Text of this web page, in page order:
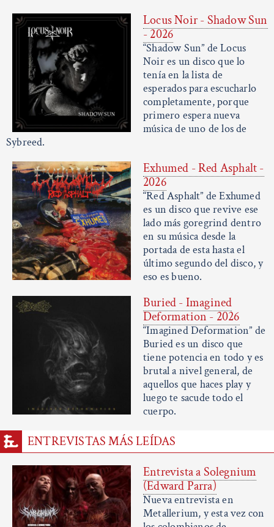
Locus Noir - Shadow Sun
- 2026
“Shadow Sun” de Locus
Noir es un disco que lo
tenía en la lista de
esperados para escucharlo
completamente, porque
primero espera nueva
música de uno de los de
Sybreed.
Exhumed - Red Asphalt -
2026
“Red Asphalt” de Exhumed
es un disco que revive ese
lado más goregrind dentro
en su música desde la
portada de esta hasta el
último segundo del disco, y
eso es bueno.
Buried - Imagined
Deformation - 2026
“Imagined Deformation” de
Buried es un disco que
tiene potencia en todo y es
brutal a nivel general, de
aquellos que haces play y
luego te sacude todo el
cuerpo.
ENTREVISTAS MÁS LEÍDAS
Entrevista a Solegnium
(Edward Parra)
Nueva entrevista en
Metallerium, y esta vez con